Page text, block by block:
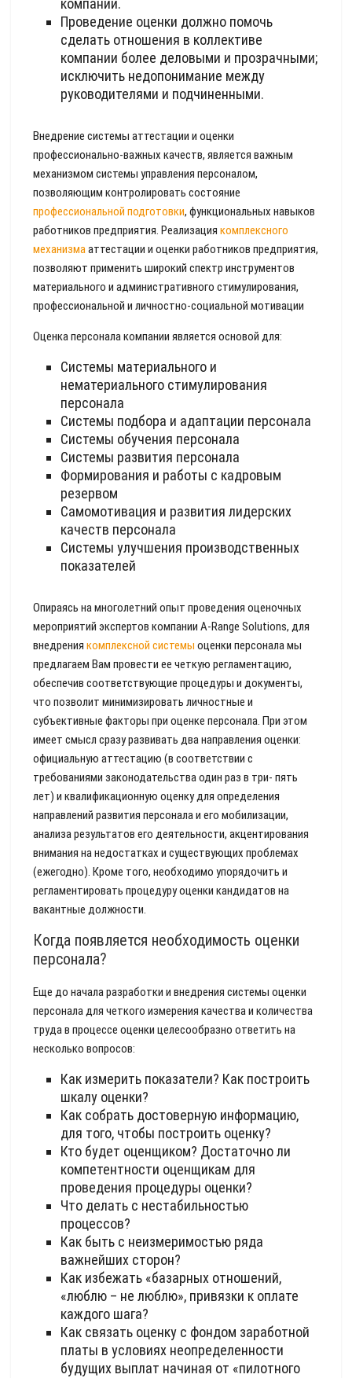
компании.
Проведение оценки должно помочь
сделать отношения в коллективе
компании более деловыми и прозрачными;
исключить недопонимание между
руководителями и подчиненными.
Внедрение системы аттестации и оценки
профессионально-важных качеств, является важным
механизмом системы управления персоналом,
позволяющим контролировать состояние
профессиональной подготовки, функциональных навыков
работников предприятия. Реализация комплексного
механизмааттестации и оценки работников предприятия,
позволяют применить широкий спектр инструментов
материального и административного стимулирования,
профессиональной и личностно-социальной мотивации
Оценка персонала компании является основой для:
Системы материального и
нематериального стимулирования
персонала
Системы подбора и адаптации персонала
Системы обучения персонала
Системы развития персонала
Формирования и работы с кадровым
резервом
Самомотивация и развития лидерских
качеств персонала
Системы улучшения производственных
показателей
Опираясь на многолетний опыт проведения оценочных
мероприятий экспертов компании A-Range Solutions, для
внедрения комплексной системы оценки персонала мы
предлагаем Вам провести ее четкую регламентацию,
обеспечив соответствующие процедуры и документы,
что позволит минимизировать личностные и
субъективные факторы при оценке персонала. При этом
имеет смысл сразу развивать два направления оценки:
официальную аттестацию (в соответствии с
требованиями законодательства один раз в три- пять
лет) и квалификационную оценку для определения
направлений развития персонала и его мобилизации,
анализа результатов его деятельности, акцентирования
внимания на недостатках и существующих проблемах
(ежегодно). Кроме того, необходимо упорядочить и
регламентировать процедуру оценки кандидатов на
вакантные должности.
Когда появляется необходимость оценки
персонала?
Еще до начала разработки и внедрения системы оценки
персонала для четкого измерения качества и количества
труда в процессе оценки целесообразно ответить на
несколько вопросов:
Как измерить показатели? Как построить
шкалу оценки?
Как собрать достоверную информацию,
для того, чтобы построить оценку?
Кто будет оценщиком? Достаточно ли
компетентности оценщикам для
проведения процедуры оценки?
Что делать с нестабильностью
процессов?
Как быть с неизмеримостью ряда
важнейших сторон?
Как избежать «базарных отношений,
«люблю – не люблю», привязки к оплате
каждого шага?
Как связать оценку с фондом заработной
платы в условиях неопределенности
будущих выплат начиная от «пилотного